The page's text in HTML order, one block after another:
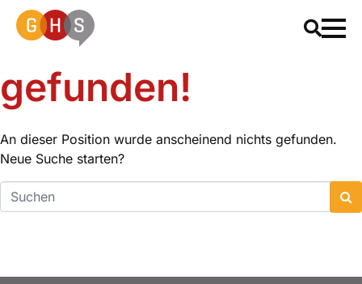
Ups, kein Ergebnis
gefunden!
An dieser Position wurde anscheinend nichts gefunden.
Neue Suche starten?